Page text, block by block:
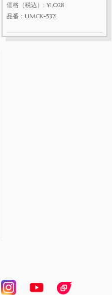
価格（税込）: ¥1,028
品番：UMCK-5321